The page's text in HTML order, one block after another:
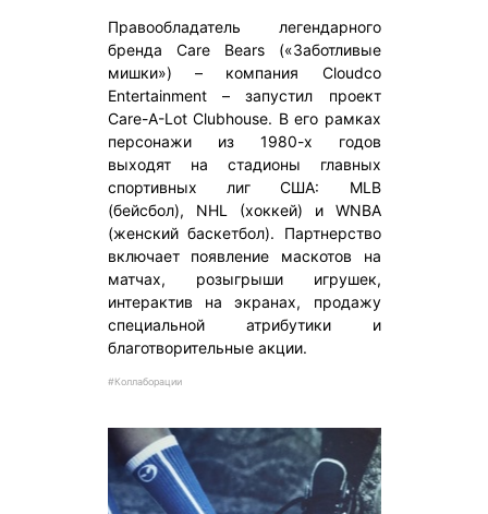
Правообладатель легендарного
бренда Care Bears («Заботливые
мишки») – компания Cloudco
Entertainment – запустил проект
Care-A-Lot Clubhouse. В его рамках
персонажи из 1980-х годов
выходят на стадионы главных
спортивных лиг США: MLB
(бейсбол), NHL (хоккей) и WNBA
(женский баскетбол). Партнерство
включает появление маскотов на
матчах, розыгрыши игрушек,
интерактив на экранах, продажу
специальной атрибутики и
благотворительные акции.
#Коллаборации